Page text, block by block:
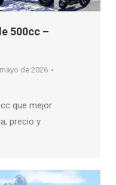
500cc –
de 2026
que mejor
precio y